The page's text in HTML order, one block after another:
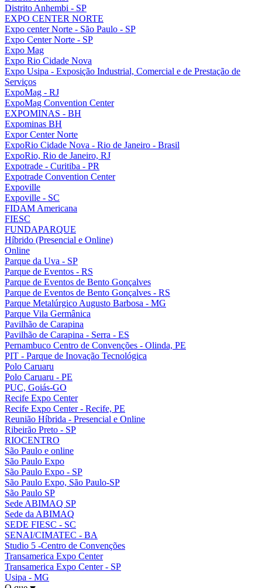
Distrito Anhembi - SP
EXPO CENTER NORTE
Expo center Norte - São Paulo - SP
Expo Center Norte - SP
Expo Mag
Expo Rio Cidade Nova
Expo Usipa - Exposição Industrial, Comercial e de Prestação de
Serviços
ExpoMag - RJ
ExpoMag Convention Center
EXPOMINAS - BH
Expominas BH
Expor Center Norte
ExpoRio Cidade Nova - Rio de Janeiro - Brasil
ExpoRio, Rio de Janeiro, RJ
Expotrade - Curitiba - PR
Expotrade Convention Center
Expoville
Expoville - SC
FIDAM Americana
FIESC
FUNDAPARQUE
Híbrido (Presencial e Online)
Online
Parque da Uva - SP
Parque de Eventos - RS
Parque de Eventos de Bento Gonçalves
Parque de Eventos de Bento Gonçalves - RS
Parque Metalúrgico Augusto Barbosa - MG
Parque Vila Germânica
Pavilhão de Carapina
Pavilhão de Carapina - Serra - ES
Pernambuco Centro de Convenções - Olinda, PE
PIT - Parque de Inovação Tecnológica
Polo Caruaru
Polo Caruaru - PE
PUC, Goiás-GO
Recife Expo Center
Recife Expo Center - Recife, PE
Reunião Híbrida - Presencial e Online
Ribeirão Preto - SP
RIOCENTRO
São Paulo e online
São Paulo Expo
São Paulo Expo - SP
São Paulo Expo, São Paulo-SP
São Paulo SP
Sede ABIMAQ SP
Sede da ABIMAQ
SEDE FIESC - SC
SENAI/CIMATEC - BA
Studio 5 -Centro de Convenções
Transamerica Expo Center
Transamerica Expo Center - SP
Usipa - MG